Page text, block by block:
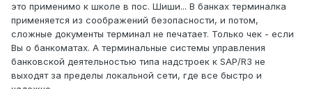
это применимо к школе в пос. Шиши... В банках терминалка
применяется из соображений безопасности, и потом,
сложные документы терминал не печатает. Только чек - если
Вы о банкоматах. А терминальные системы управления
банковской деятельностью типа надстроек к SAP/R3 не
выходят за пределы локальной сети, где все быстро и